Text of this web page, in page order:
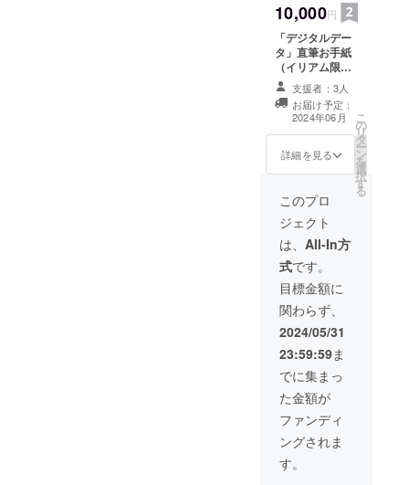
10,000円
「デジタルデー
タ」直筆お手紙
（イリアム限定
イベント特典フ
レッシュフルー
ツ便箋1枚分） ※
メールにて配布
支援者：3人
お届け予定：
2024年06月
詳細を見る
こ
の
リ
タ
ー
ン
を
選
択
す
る
このプロ
ジェクト
は、 All-In方
式です。
目標金額に
関わらず、
2024/05/31
23:59:59ま
でに集まっ
た金額が
ファンディ
ングされま
す。